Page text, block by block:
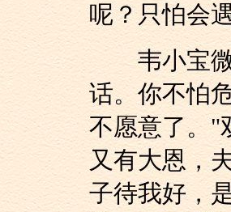
呢？只怕会
韦小宝微笑
话。你不怕
不愿意了。"
又有大恩，
子待我好，